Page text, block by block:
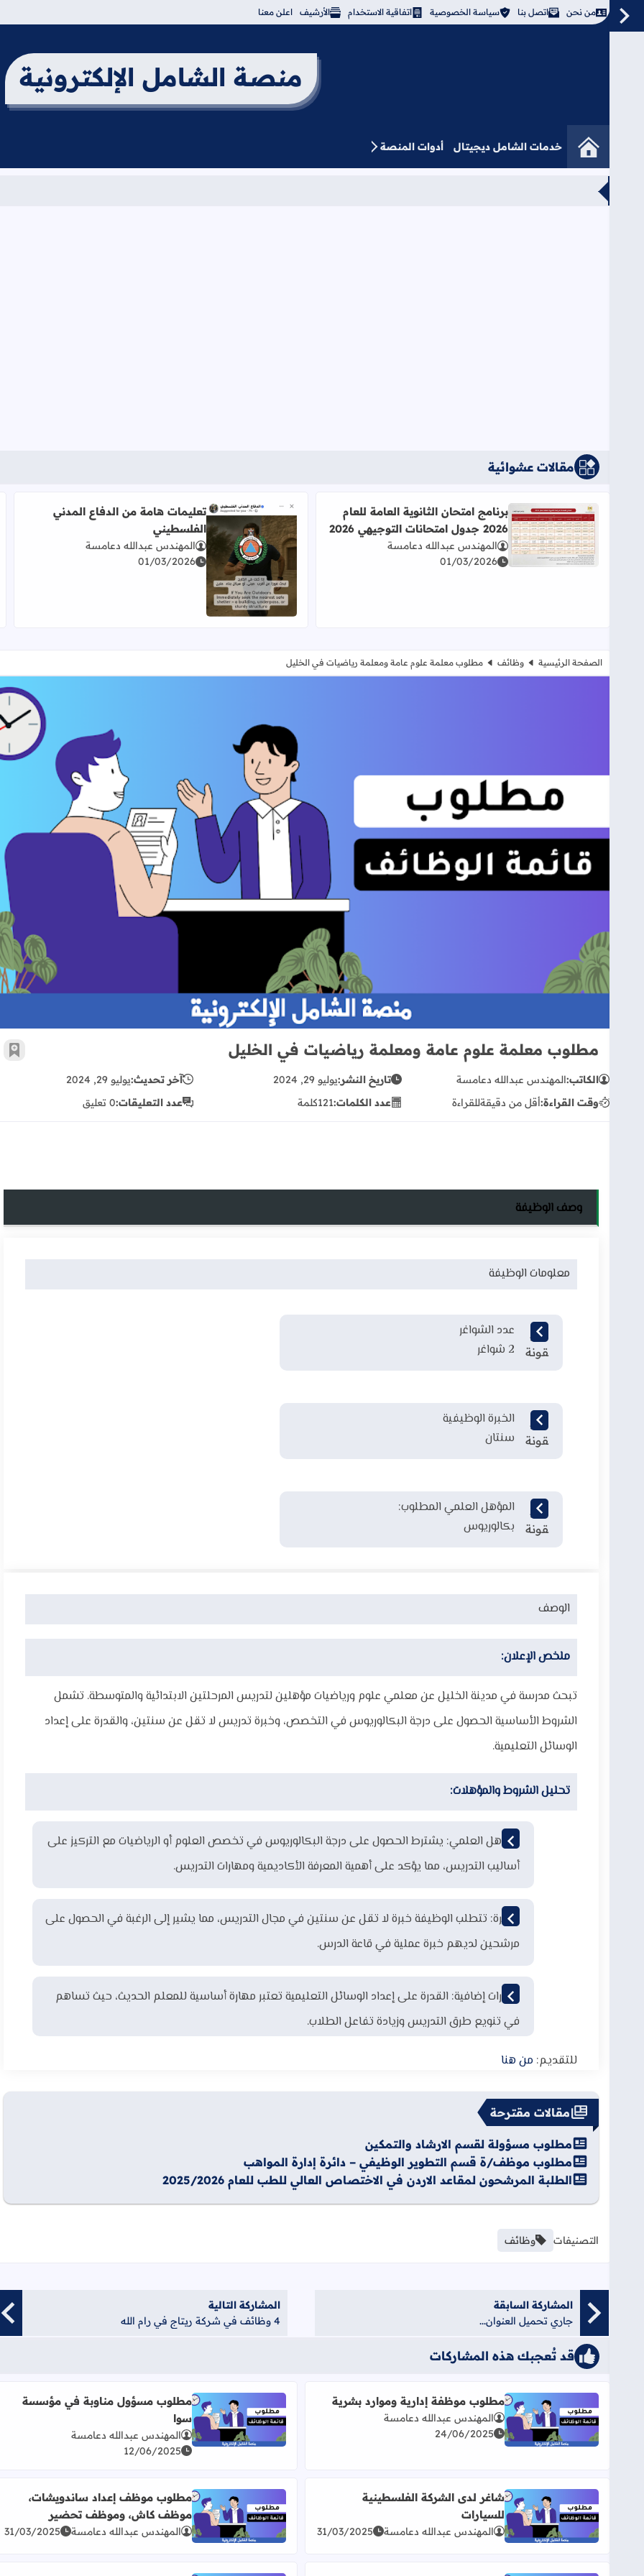
من نحن اتصل بنا سياسة الخصوصية اتفاقية الاستخدام الأرشيف اعلن معنا
منصة الشامل الإلكترونية
خدمات الشامل ديجيتال أدوات المنصة
مقالات عشوائية
اقرأ المزيد عن برنامج امتحان الثانوية العامة للعام 2026 جدول امتحانات التوجيهي 2026
برنامج امتحان الثانوية العامة للعام
2026 جدول امتحانات التوجيهي 2026
المهندس عبدالله دعامسة
01/03/2026
اقرأ المزيد عن تعليمات هامة من الدفاع المدني الفلسطيني
تعليمات هامة من الدفاع المدني
الفلسطيني
المهندس عبدالله دعامسة
01/03/2026
الصفحة الرئيسية وظائف مطلوب معلمة علوم عامة ومعلمة رياضيات في الخليل
مطلوب معلمة علوم عامة ومعلمة رياضيات في الخليل
مطلوب معلمة علوم عامة ومعلمة رياضيات في الخليل
الكاتب:المهندس عبدالله دعامسة تاريخ النشر:يوليو 29, 2024 آخر تحديث:يوليو 29, 2024
وقت القراءة:أقل من دقيقةللقراءة عدد الكلمات:121كلمة عدد التعليقات:0 تعليق
وصف الوظيفة
معلومات الوظيفة
عدد الشواغر
2 شواغر
الخبرة الوظيفية
سنتان
المؤهل العلمي المطلوب:
بكالوريوس
الوصف
ملخص الإعلان:
تبحث مدرسة في مدينة الخليل عن معلمي علوم ورياضيات مؤهلين لتدريس المرحلتين الابتدائية والمتوسطة. تشمل
الشروط الأساسية الحصول على درجة البكالوريوس في التخصص، وخبرة تدريس لا تقل عن سنتين، والقدرة على إعداد
الوسائل التعليمية.
تحليل الشروط والمؤهلات:
المؤهل العلمي: يشترط الحصول على درجة البكالوريوس في تخصص العلوم أو الرياضيات مع التركيز على
أساليب التدريس، مما يؤكد على أهمية المعرفة الأكاديمية ومهارات التدريس.
الخبرة: تتطلب الوظيفة خبرة لا تقل عن سنتين في مجال التدريس، مما يشير إلى الرغبة في الحصول على
مرشحين لديهم خبرة عملية في قاعة الدرس.
مهارات إضافية: القدرة على إعداد الوسائل التعليمية تعتبر مهارة أساسية للمعلم الحديث، حيث تساهم
في تنويع طرق التدريس وزيادة تفاعل الطلاب.
للتقديم: من هنا
مقالات مقترحة
مطلوب مسؤولة لقسم الارشاد والتمكين
مطلوب موظف/ة قسم التطوير الوظيفي – دائرة إدارة المواهب
الطلبة المرشحون لمقاعد الاردن في الاختصاص العالي للطب للعام 2025/2026
التصنيفات وظائف
المشاركة السابقة
جاري تحميل العنوان...
المشاركة التالية
4 وظائف في شركة ريتاج في رام الله
قد تُعجبك هذه المشاركات
اقرأ المزيد عن مطلوب موظفة إدارية وموارد بشرية
مطلوب موظفة إدارية وموارد بشرية
المهندس عبدالله دعامسة
24/06/2025
اقرأ المزيد عن مطلوب مسؤول مناوبة في مؤسسة سوا
مطلوب مسؤول مناوبة في مؤسسة
سوا
المهندس عبدالله دعامسة
12/06/2025
اقرأ المزيد عن شاغر لدى الشركة الفلسطينية للسيارات
شاغر لدى الشركة الفلسطينية
للسيارات
المهندس عبدالله دعامسة 31/03/2025
اقرأ المزيد عن مطلوب موظف إعداد ساندويشات،
مطلوب موظف إعداد ساندويشات،
موظف كاش، وموظف تحضير
المهندس عبدالله دعامسة 31/03/2025